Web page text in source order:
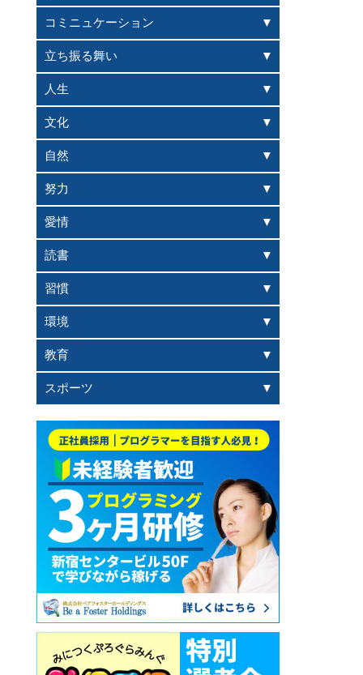
コミニュケーション
立ち振る舞い
人生
文化
自然
努力
愛情
読書
習慣
環境
教育
スポーツ